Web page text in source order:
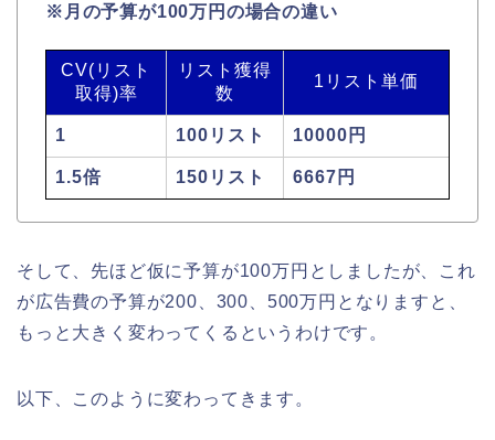
※月の予算が100万円の場合の違い
CV(リスト
取得)率
リスト獲得
数
1リスト単価
1 100リスト 10000円
1.5倍 150リスト 6667円
そして、先ほど仮に予算が100万円としましたが、これ
が広告費の予算が200、300、500万円となりますと、
もっと大きく変わってくるというわけです。
以下、このように変わってきます。